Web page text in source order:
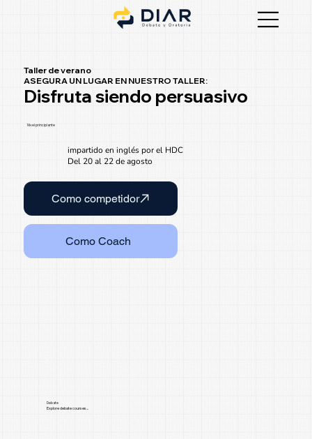
Taller de verano
Disfruta siendo persuasivo
Nivel principiante
impartido en inglés por el HDC
Del 20 al 22 de agosto
ASEGURA UN LUGAR EN NUESTRO TALLER:
Como competidor
Como Coach
Debate
Explore debate courses...